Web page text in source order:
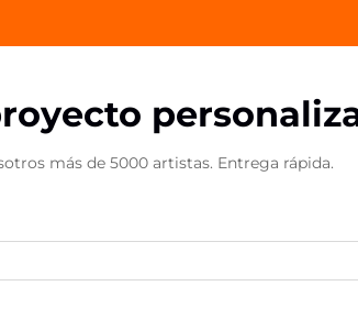
más de 5000 artistas. Entrega rápida.